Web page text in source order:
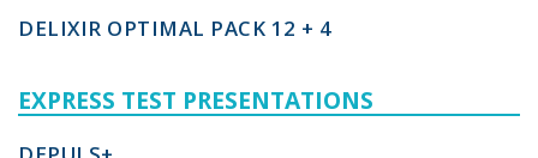
DELIXIR OPTIMAL PACK 12 + 4
EXPRESS TEST PRESENTATIONS